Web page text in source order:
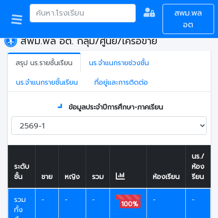
สพม.พล
อต
สพม.พล อต. กลุ่ม/ศูนย์/เครือข่าย
สรุป นร.รายชั้นเรียน
นร.จำแนกรายช่วงชั้น
นร.จำแนกรายชั้นเรียน
ที่อยู่และการติดต่อ
ข้อมูลประจำปีการศึกษา-ภาคเรียน
ระดับ
ชั้น
ชาย หญิง รวม ห้องเรียน
นร./
ห้อง
รียน
รวม
ทั้ง
- - - 100% - -